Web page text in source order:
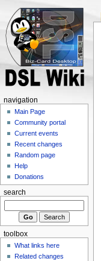
navigation
Main Page
Community portal
Current events
Recent changes
Random page
Help
Donations
search
toolbox
What links here
Related changes